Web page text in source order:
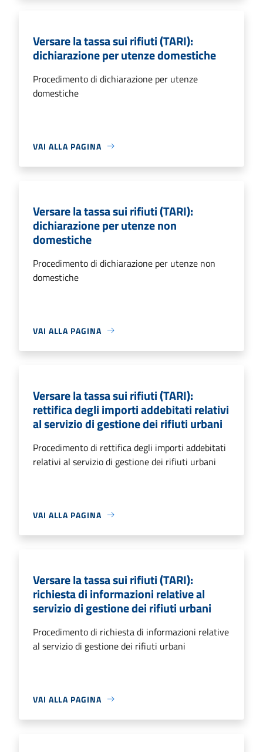
Versare la tassa sui rifiuti (TARI):
dichiarazione per utenze domestiche
Procedimento di dichiarazione per utenze
domestiche
VAI ALLA PAGINA
Versare la tassa sui rifiuti (TARI):
dichiarazione per utenze non
domestiche
Procedimento di dichiarazione per utenze non
domestiche
VAI ALLA PAGINA
Versare la tassa sui rifiuti (TARI):
rettifica degli importi addebitati relativi
al servizio di gestione dei rifiuti urbani
Procedimento di rettifica degli importi addebitati
relativi al servizio di gestione dei rifiuti urbani
VAI ALLA PAGINA
Versare la tassa sui rifiuti (TARI):
richiesta di informazioni relative al
servizio di gestione dei rifiuti urbani
Procedimento di richiesta di informazioni relative
al servizio di gestione dei rifiuti urbani
VAI ALLA PAGINA